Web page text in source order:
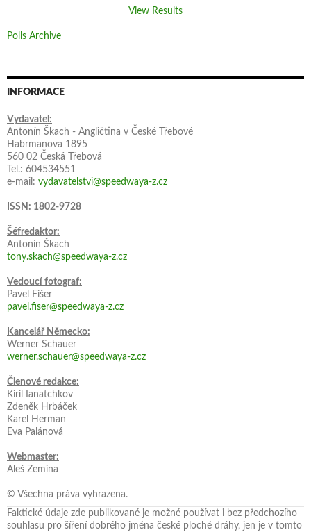
View Results
Polls Archive
INFORMACE
Vydavatel:
Antonín Škach - Angličtina v České Třebové
Habrmanova 1895
560 02 Česká Třebová
Tel.: 604534551
e-mail: vydavatelstvi@speedwaya-z.cz
ISSN: 1802-9728
Šéfredaktor:
Antonín Škach
tony.skach@speedwaya-z.cz
Vedoucí fotograf:
Pavel Fišer
pavel.fiser@speedwaya-z.cz
Kancelář Německo:
Werner Schauer
werner.schauer@speedwaya-z.cz
Členové redakce:
Kiril Ianatchkov
Zdeněk Hrbáček
Karel Herman
Eva Palánová
Webmaster:
Aleš Zemina
© Všechna práva vyhrazena.
Faktické údaje zde publikované je možné používat i bez předchozího
souhlasu pro šíření dobrého jména české ploché dráhy, jen je v tomto